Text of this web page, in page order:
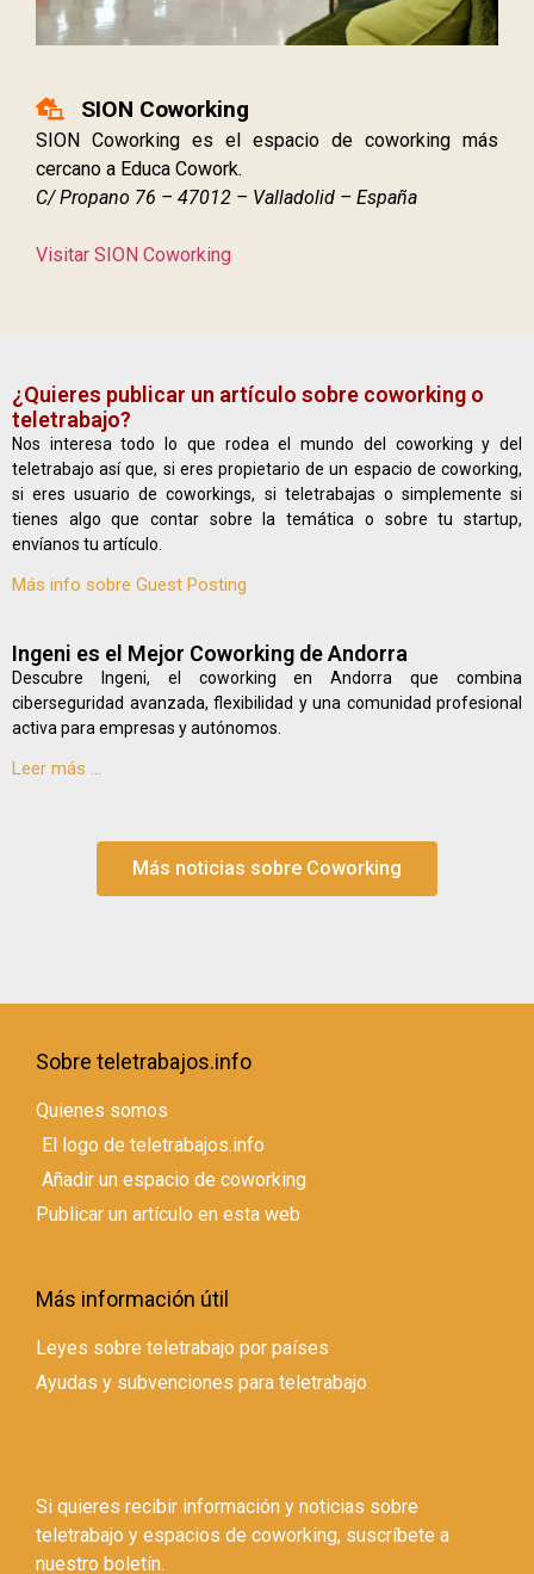
SION Coworking
SION Coworking es el espacio de coworking más
cercano a Educa Cowork.
C/ Propano 76 – 47012 – Valladolid – España
Visitar SION Coworking
¿Quieres publicar un artículo sobre coworking o
teletrabajo?
Nos interesa todo lo que rodea el mundo del coworking y del
teletrabajo así que, si eres propietario de un espacio de coworking,
si eres usuario de coworkings, si teletrabajas o simplemente si
tienes algo que contar sobre la temática o sobre tu startup,
envíanos tu artículo.
Más info sobre Guest Posting
Ingeni es el Mejor Coworking de Andorra
Descubre Ingeni, el coworking en Andorra que combina
ciberseguridad avanzada, flexibilidad y una comunidad profesional
activa para empresas y autónomos.
Leer más ...
Más noticias sobre Coworking
Sobre teletrabajos.info
Quienes somos
El logo de teletrabajos.info
Añadir un espacio de coworking
Publicar un artículo en esta web
Más información útil
Leyes sobre teletrabajo por países
Ayudas y subvenciones para teletrabajo
Si quieres recibir información y noticias sobre
teletrabajo y espacios de coworking, suscríbete a
nuestro boletín.